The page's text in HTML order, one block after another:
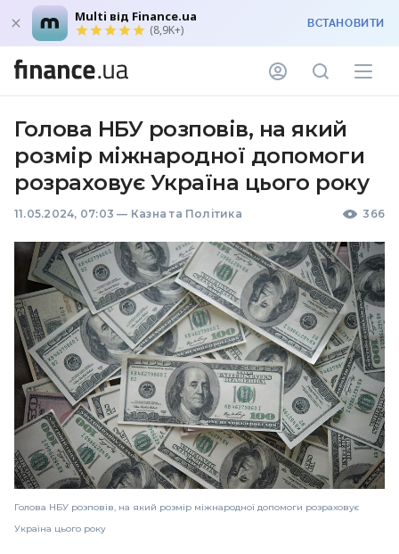
Multi від Finance.ua
(8,9K+) ВСТАНОВИТИ
Голова НБУ розповів, на який
розмір міжнародної допомоги
розраховує Україна цього року
11.05.2024, 07:03 — Казна та Політика 366
Голова НБУ розповів, на який розмір міжнародної допомоги розраховує
Україна цього року